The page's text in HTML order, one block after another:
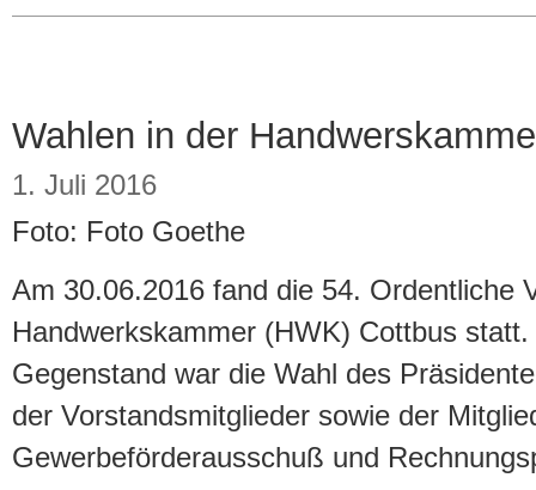
Wahlen in der
1. Juli 2016
Foto: Foto Goethe
Am 30.06.2016 fand die 54. Ordentliche
Handwerkskammer (HWK) Cottbus statt.
Gegenstand war die Wahl des
der Vorstandsmitglieder sowie der
Gewerbeförderausschuß und